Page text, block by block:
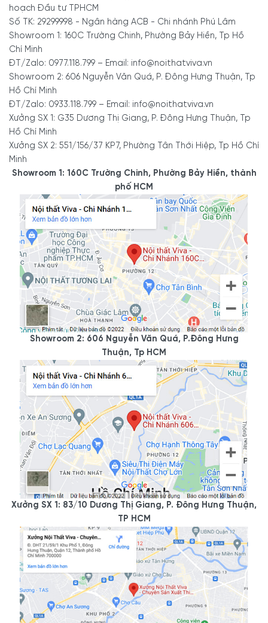
hoạch Đầu tư TPHCM
Số TK: 29299998 - Ngân hàng ACB - Chi nhánh Phú Lâm
Showroom 1: 160C Trường Chinh, Phường Bảy Hiền, Tp Hồ
Chí Minh
ĐT/Zalo: 0977.118.799 – Email: info@noithatviva.vn
Showroom 2: 606 Nguyễn Văn Quá, P. Đông Hưng Thuận, Tp
Hồ Chí Minh
ĐT/Zalo: 0933.118.799 – Email: info@noithatviva.vn
Xưởng SX 1: G35 Dương Thị Giang, P. Đông Hưng Thuận, Tp
Hồ Chí Minh
Xưởng SX 2: 551/156/37 KP7, Phường Tân Thới Hiệp, Tp Hồ Chí
Minh
Showroom 1: 160C Trường Chinh, Phường Bảy Hiền, thành
phố HCM
Showroom 2: 606 Nguyễn Văn Quá, P.Đông Hưng
Thuận, Tp HCM
Xưởng SX 1: 83/10 Dương Thị Giang, P. Đông Hưng Thuận,
TP HCM